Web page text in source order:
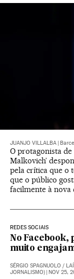
JUANJO VILLALBA
O protagonista de
Malkovich’
pela crítica que o
que o público
facilmente à nova
REDES SOCIAIS
No Facebook,
muito
SÉRGIO SPAGNUOLO /
JORNALISMO)
NOV 25,